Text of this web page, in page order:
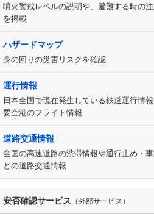
噴火警戒レベルの説明や、避難する時の
を掲載
ハザードマップ
身の回りの災害リスクを確認
運行情報
日本全国で現在発生している鉄道運行情
要空港のフライト情報
道路交通情報
全国の高速道路の渋滞情報や通行止め・
どの道路交通情報
安否確認サービス （外部サービス）